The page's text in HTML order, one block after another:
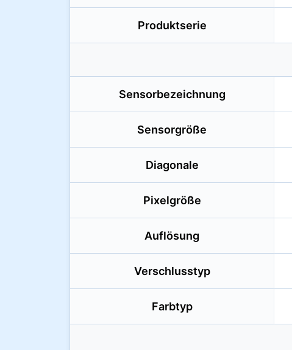
Produktserie
Sensorbezeichnung
Sensorgröße
Diagonale
Pixelgröße
Auflösung
Verschlusstyp
Farbtyp